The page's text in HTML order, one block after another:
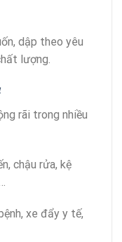
dập theo yêu
lượng.
rãi trong nhiều
chậu rửa, kệ
xe đẩy y tế,